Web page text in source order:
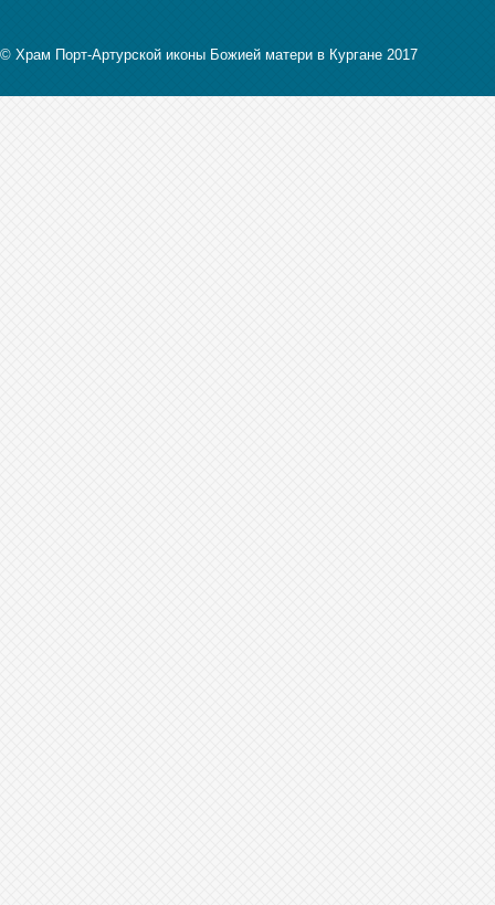
© Храм Порт-Артурской иконы Божией матери в Кургане 2017